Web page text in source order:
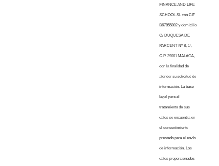
FINANCE AND LIFE
SCHOOL SL con CIF
B67855882 y domicilio
C/ DUQUESA DE
PARCENT Nº 8, 1º,
C.P. 29001 MALAGA,
con la finalidad de
atender su solicitud de
información. La base
legal para el
tratamiento de sus
datos se encuentra en
el consentimiento
prestado para el envío
de información. Los
datos proporcionados